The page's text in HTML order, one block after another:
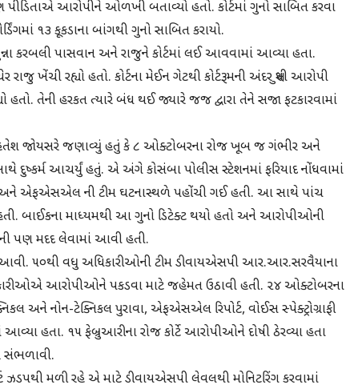
પીડિતાએ આરોપીને ઓળખી બતાવ્યો હતો. કોર્ટમાં ગુનો સાબિત કરવા
૧૩ કૂકડાના બાંગથી ગુનો સાબિત કરાયો.
કરબલી પાસવાન અને રાજુને કોર્ટમાં લઈ આવવામાં આવ્યા હતા.
ખેંચી રહ્યો હતો. કોર્ટના મેઈન ગેટથી કોર્ટરૂમની અંદર સુધી આરોપી
હતો. તેની હરકત ત્યારે બંધ થઈ જ્યારે જજ દ્વારા તેને સજા ફટકારવામાં
હિતેશ જાેયસરે જણાવ્યું હતું કે ૮ ઓક્ટોબરના રોજ ખૂબ જ ગંભીર અને
દુષ્કર્મ આચર્યું હતું. એ અંગે કોસંબા પોલીસ સ્ટેશનમાં ફરિયાદ નોંધવામાં
અને એફએસએલ ની ટીમ ઘટનાસ્થળે પહોંચી ગઈ હતી. આ સાથે પાંચ
બાઈકના માધ્યમથી આ ગુનો ડિટેક્ટ થયો હતો અને આરોપીઓની
પણ મદદ લેવામાં આવી હતી.
૫૦થી વધુ અધિકારીઓની ટીમ ડીવાયએસપી આર.આર.સરવૈયાના
આરોપીઓને પકડવા માટે જહેમત ઉઠાવી હતી. ૨૪ ઓક્ટોબરના
અને નોન-ટેક્નિકલ પુરાવા, એફએસએલ રિપોર્ટ, વોઈસ સ્પેક્ટ્રોગ્રાફી
આવ્યા હતા. ૧૫ ફેબ્રુઆરીના રોજ કોર્ટે આરોપીઓને દોષી ઠેરવ્યા હતા
સંભળાવી.
ઝડપથી મળી રહે એ માટે ડીવાયએસપી લેવલથી મોનિટરિંગ કરવામાં